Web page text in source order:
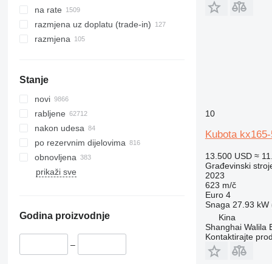
390
395
416
426
826
908
914
na rate
razmjena uz doplatu (trade-in)
razmjena
Stanje
novi
rabljene
nakon udesa
po rezervnim dijelovima
obnovljena
prikaži sve
Godina proizvodnje
–
10
Kubota
13.500 USD ≈
Građevinski
2023
623 m/č
Euro 4
Snaga 27.93 kW
Kina
Shanghai Walila
Kontaktirajte